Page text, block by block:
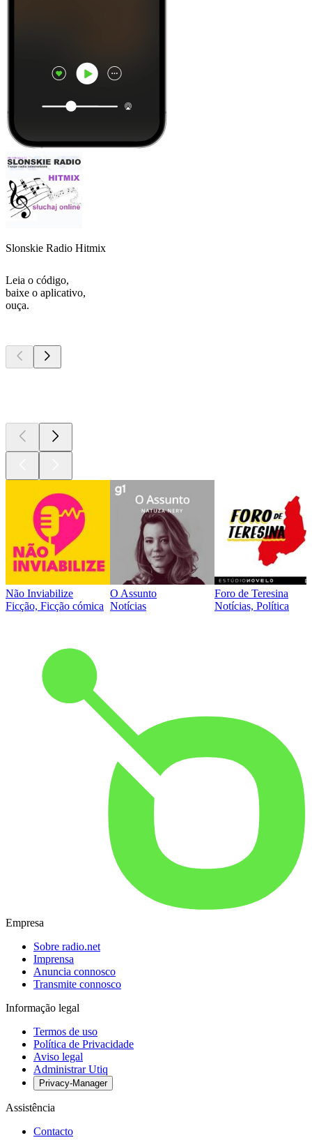
Slonskie Radio Hitmix
Leia o código,
baixe o aplicativo,
ouça.
Não Inviabilize
Ficção, Ficção cómica
O Assunto
Notícias
Foro de Teresina
Notícias, Política
Empresa
Sobre radio.net
Imprensa
Anuncia connosco
Transmite connosco
Informação legal
Termos de uso
Política de Privacidade
Aviso legal
Administrar Utiq
Privacy-Manager
Assistência
Contacto